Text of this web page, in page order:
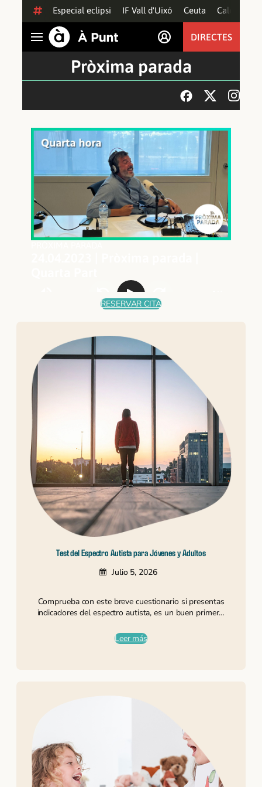
RESERVAR CITA
Test del Espectro Autista para Jóvenes y Adultos
Julio 5, 2026
Comprueba con este breve cuestionario si presentas
indicadores del espectro autista, es un buen primer…
Leer más